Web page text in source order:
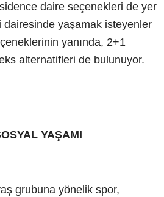
daire seçenekleri de yer
dairesinde yaşamak isteyenler
yanında, 2+1
alternatifleri de bulunuyor.
YAŞAMI
grubuna yönelik spor,